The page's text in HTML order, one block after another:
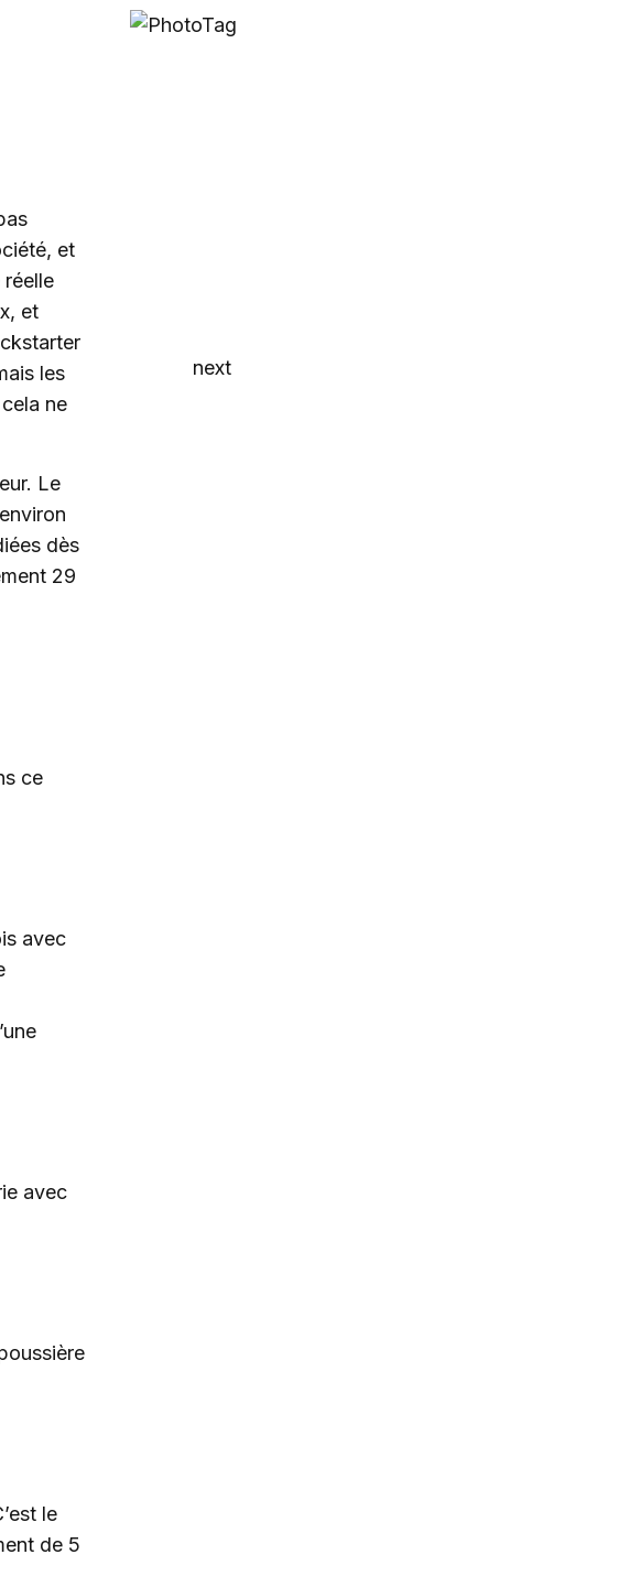
et
réelle
et
les
ne
Le
dès
29
ce
avec
avec
le
de 5